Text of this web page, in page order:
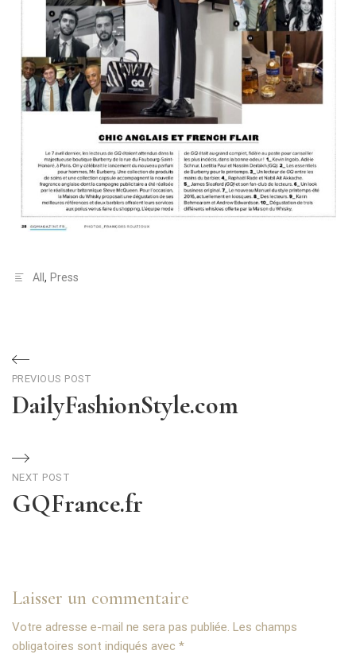
All , Press
PREVIOUS POST
DailyFashionStyle.com
NEXT POST
GQFrance.fr
Laisser un commentaire
Votre adresse e-mail ne sera pas publiée. Les champs
obligatoires sont indiqués avec *